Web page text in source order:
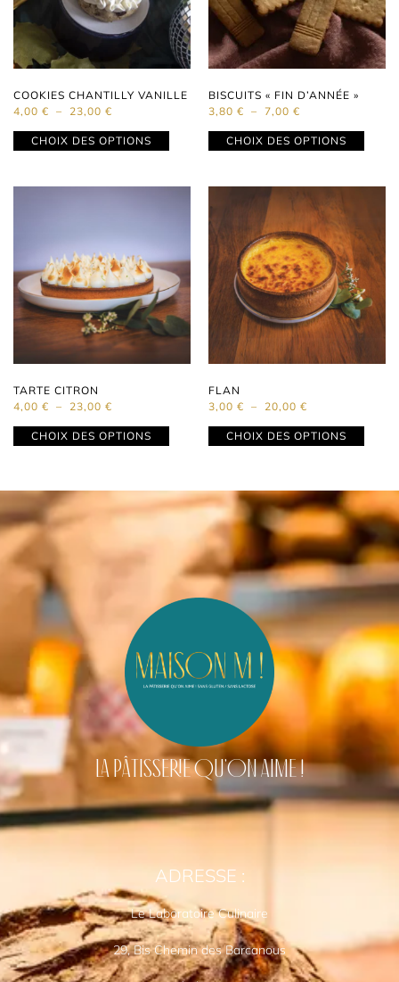
COOKIES CHANTILLY VANILLE
4,00 € – 23,00 €
CHOIX DES OPTIONS
BISCUITS « FIN D’ANNÉE »
3,80 € – 7,00 €
CHOIX DES OPTIONS
TARTE CITRON
4,00 € – 23,00 €
CHOIX DES OPTIONS
FLAN
3,00 € – 20,00 €
CHOIX DES OPTIONS
LA PÂTISSERIE QU'ON AIME !
ADRESSE :
Le Laboratoire Culinaire
29, Bis Chemin des Barcanous